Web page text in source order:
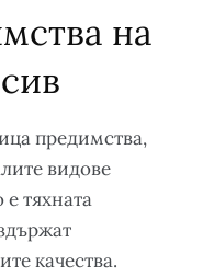
на
предимства,
видове
тяхната
качества.